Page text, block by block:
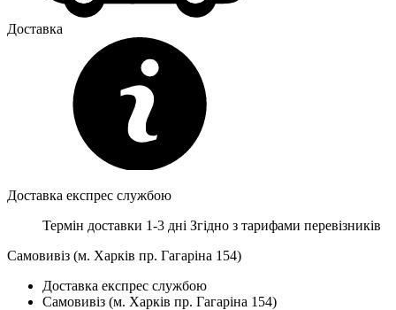
Доставка
Доставка експрес службою
Термін доставки 1-3 дні Згідно з тарифами перевізників
Самовивіз (м. Харків пр. Гагаріна 154)
Доставка експрес службою
Самовивіз (м. Харків пр. Гагаріна 154)